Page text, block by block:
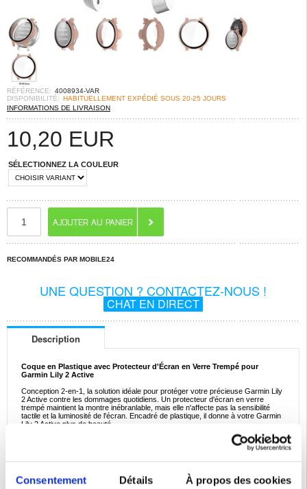
Consentement Détails À propos des cookies
RÉFÉRENCE: 4008934-VAR
DISPONIBILITÉ: HABITUELLEMENT EXPÉDIÉ SOUS 20-25 JOURS
INFORMATIONS DE LIVRAISON
10,20 EUR
SÉLECTIONNEZ LA COULEUR
RECOMMANDÉS PAR MOBILE24
UNE QUESTION ? CONTACTEZ-NOUS !
CHAT EN DIRECT
Description
Coque en Plastique avec Protecteur d'Écran en Verre Trempé pour
Garmin Lily 2 Active
Conception 2-en-1, la solution idéale pour protéger votre précieuse Garmin Lily
2 Active contre les dommages quotidiens. Un protecteur d'écran en verre
trempé maintient la montre inébranlable, mais elle n'affecte pas la sensibilité
tactile et la luminosité de l'écran. Encadré de plastique, il donne à votre Garmin
Lily 2 Active plus de beauté.
- Le protecteur d'écran n'affecte pas la luminosité et la sensibilité tactile
- Il convient parfaitement à votre Garmin Lily 2 Active - Installation rapide et